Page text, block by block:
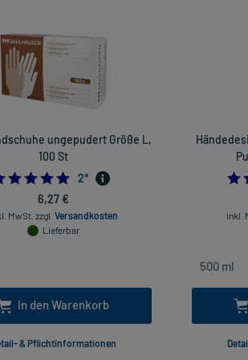
ungepudert Größe L,
100 St
5.0
2*
6,27 €
MwSt. zzgl. Versandkosten
Lieferbar
In den Warenkorb
& Pflichtinformationen
inkl.